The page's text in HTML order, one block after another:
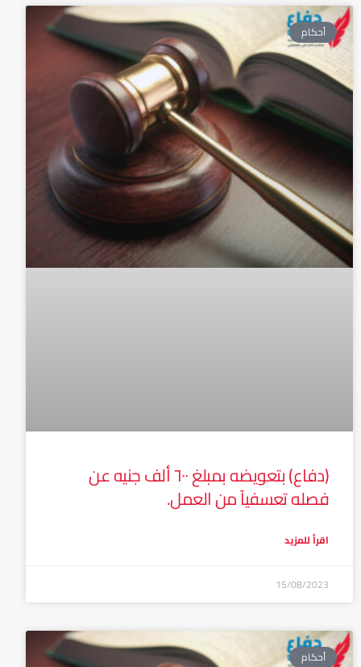
أحكام
(دفاع) بتعويضه بمبلغ ٦٠٠ ألف جنيه عن
فصله تعسفياً من العمل.
اقرأ للمزيد
15/08/2023
أحكام